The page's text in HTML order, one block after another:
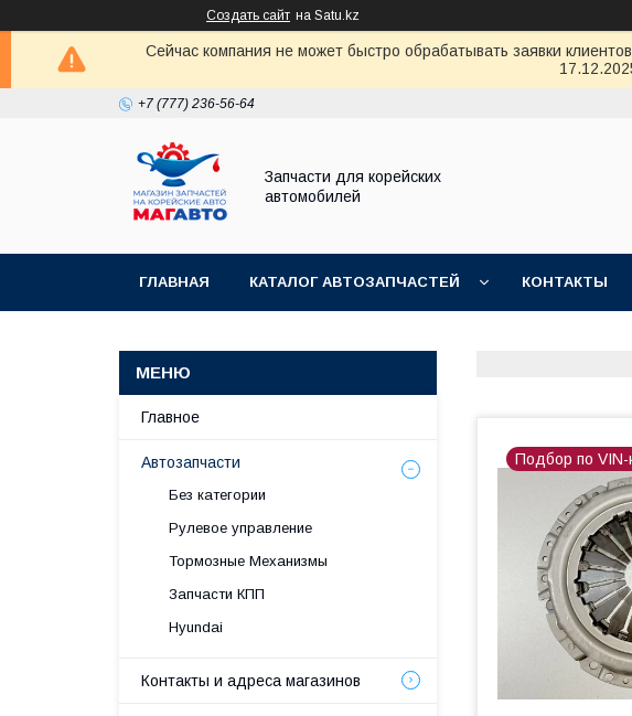
Создать сайт на Satu.kz
Сейчас компания не может быстро обрабатывать заявки
+7 (777) 236-56-64
Запчасти для корейских
автомобилей
ГЛАВНАЯ КАТАЛОГ АВТОЗАПЧАСТЕЙ КОНТАКТЫ
Подбор по VIN-
Главное
Автозапчасти
Без категории
Рулевое управление
Тормозные Механизмы
Запчасти КПП
Hyundai
Контакты и адреса магазинов